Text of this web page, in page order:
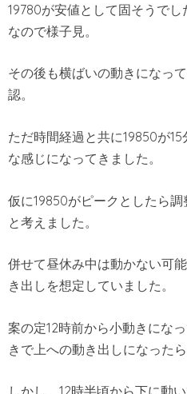
19780が安値として固そうで
なので様子見。
その後も横ばいの動きになっ
認。
ただ時間経過と共に19850が
な感じになってきました。
仮に19850がピークとしたら
と考えました。
併せて昼休み中は動かない可
き出しを想定していました。
案の定12時前から小動きにな
きで上への動き出しになった